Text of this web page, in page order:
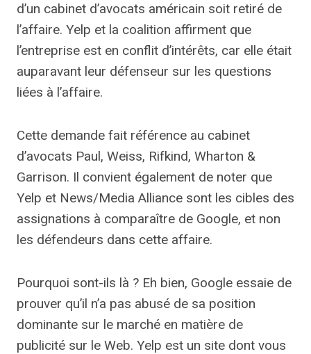
d’un cabinet d’avocats américain soit retiré de
l’affaire. Yelp et la coalition affirment que
l’entreprise est en conflit d’intérêts, car elle était
auparavant leur défenseur sur les questions
liées à l’affaire.
Cette demande fait référence au cabinet
d’avocats Paul, Weiss, Rifkind, Wharton &
Garrison. Il convient également de noter que
Yelp et News/Media Alliance sont les cibles des
assignations à comparaître de Google, et non
les défendeurs dans cette affaire.
Pourquoi sont-ils là ? Eh bien, Google essaie de
prouver qu’il n’a pas abusé de sa position
dominante sur le marché en matière de
publicité sur le Web. Yelp est un site dont vous